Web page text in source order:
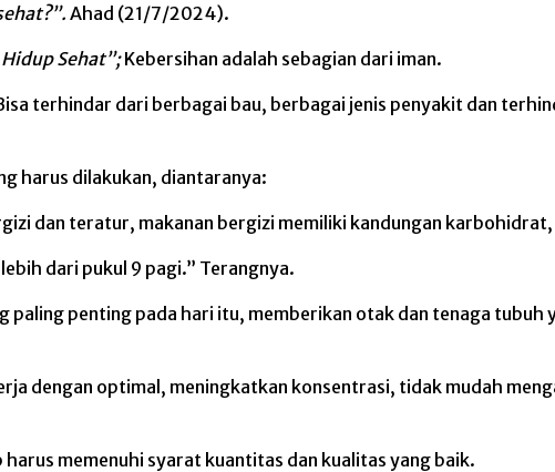
Ahad (21/7/2024).
Sehat”;Kebersihan adalah sebagian dari iman.
terhindar dari berbagai bau, berbagai jenis penyakit dan
harus dilakukan, diantaranya:
dan teratur, makanan bergizi memiliki kandungan
dari pukul 9 pagi.” Terangnya.
penting pada hari itu, memberikan otak dan tenaga tubuh
dengan optimal, meningkatkan konsentrasi, tidak mudah
memenuhi syarat kuantitas dan kualitas yang baik.